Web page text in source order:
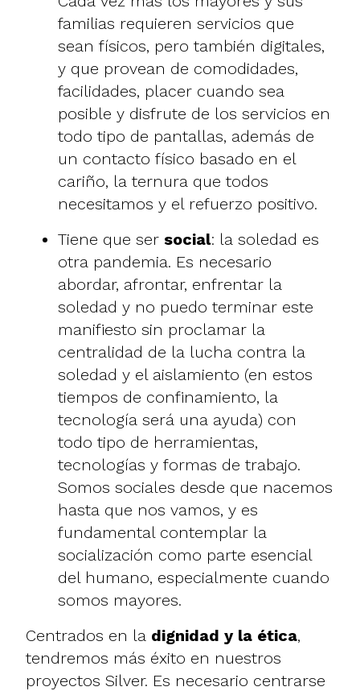
familias requieren servicios que
sean físicos, pero también digitales,
y que provean de comodidades,
facilidades, placer cuando sea
posible y disfrute de los servicios en
todo tipo de pantallas, además de
un contacto físico basado en el
cariño, la ternura que todos
necesitamos y el refuerzo positivo.
Tiene que ser social: la soledad es
otra pandemia. Es necesario
abordar, afrontar, enfrentar la
soledad y no puedo terminar este
manifiesto sin proclamar la
centralidad de la lucha contra la
soledad y el aislamiento (en estos
tiempos de confinamiento, la
tecnología será una ayuda) con
todo tipo de herramientas,
tecnologías y formas de trabajo.
Somos sociales desde que nacemos
hasta que nos vamos, y es
fundamental contemplar la
socialización como parte esencial
del humano, especialmente cuando
somos mayores.
Centrados en la dignidad y la ética,
tendremos más éxito en nuestros
proyectos Silver. Es necesario centrarse